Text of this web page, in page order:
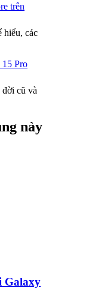
trên
hiểu, các
15 Pro
cũ và
này
Galaxy